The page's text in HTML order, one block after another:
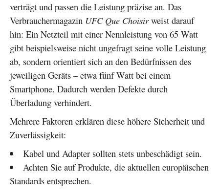
verträgt und passen die Leistung präzise an. Das
Verbrauchermagazin UFC Que Choisirweist darauf
hin: Ein Netzteil mit einer Nennleistung von 65 Watt
gibt beispielsweise nicht ungefragt seine volle Leistung
ab, sondern orientiert sich an den Bedürfnissen des
jeweiligen Geräts – etwa fünf Watt bei einem
Smartphone. Dadurch werden Defekte durch
Überladung verhindert.
Mehrere Faktoren erklären diese höhere Sicherheit und
Zuverlässigkeit:
Kabel und Adapter sollten stets unbeschädigt sein.
Achten Sie auf Produkte, die aktuellen europäischen
Standards entsprechen.